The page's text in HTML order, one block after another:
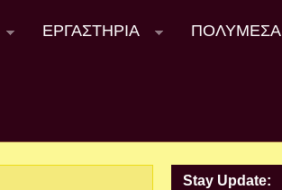
ΕΡΓΑΣΤΗΡΙΑ ΠΟΛΥΜΈΣΑ
Stay Update: